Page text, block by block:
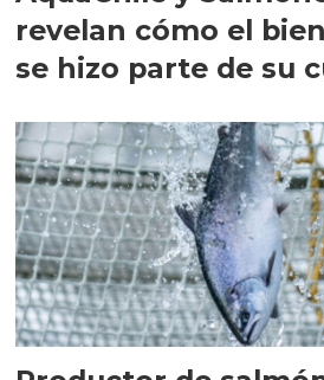
revelan cómo el
se hizo parte de su